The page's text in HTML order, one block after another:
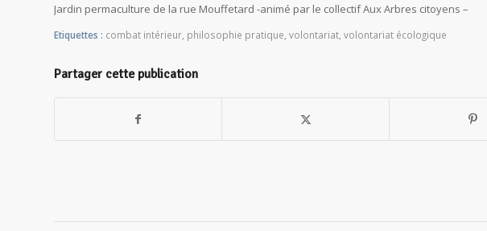
Jardin permaculture de la rue Mouffetard -animé par le collectif Aux Arbres citoyens –
Etiquettes : combat intérieur philosophie pratique volontariat volontariat écologique
Partager cette publication